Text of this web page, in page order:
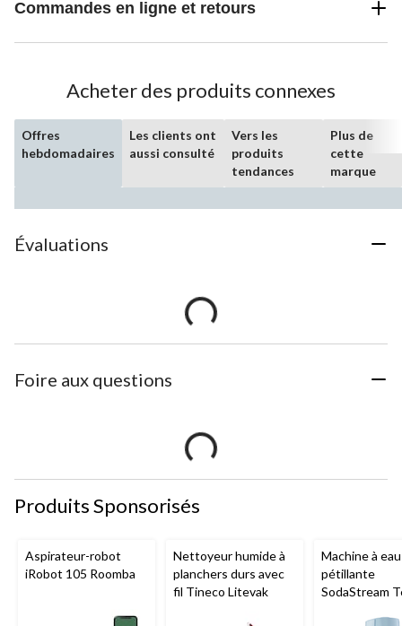
Commandes en ligne et retours
Acheter des produits connexes
Offres
hebdomadaires
Les clients ont
aussi consulté
Vers les
produits
tendances
Plus de
cette
marque
Évaluations
Foire aux questions
Produits Sponsorisés
Aspirateur-robot
iRobot 105 Roomba
Nettoyeur humide à
planchers durs avec
fil Tineco Litevak
Machine à eau
pétillante
SodaStream